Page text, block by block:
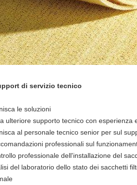
di servizio tecnico
le soluzioni
ulteriore supporto tecnico con esperienza
al personale tecnico senior per sul
professionali sul
professionale dell'installazione del
del laboratorio dello stato dei sacchetti